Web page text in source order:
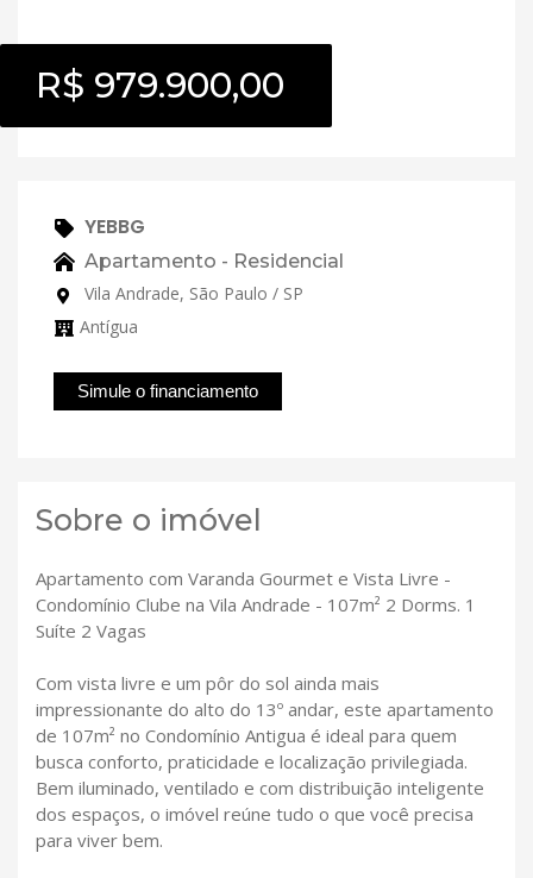
R$ 979.900,00
YEBBG
Apartamento - Residencial
Vila Andrade, São Paulo / SP
Antígua
Simule o financiamento
Sobre o imóvel
Apartamento com Varanda Gourmet e Vista Livre -
Condomínio Clube na Vila Andrade - 107m² 2 Dorms. 1
Suíte 2 Vagas
Com vista livre e um pôr do sol ainda mais
impressionante do alto do 13º andar, este apartamento
de 107m² no Condomínio Antigua é ideal para quem
busca conforto, praticidade e localização privilegiada.
Bem iluminado, ventilado e com distribuição inteligente
dos espaços, o imóvel reúne tudo o que você precisa
para viver bem.